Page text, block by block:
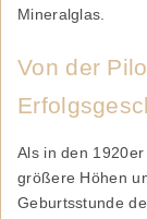
Mineralglas.
Von der
Als in den
größere Höhen
Geburtsstunde